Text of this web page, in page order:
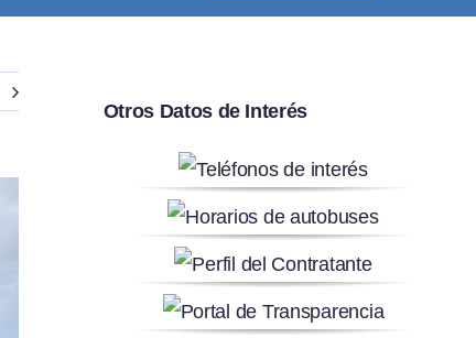
Otros Datos de Interés